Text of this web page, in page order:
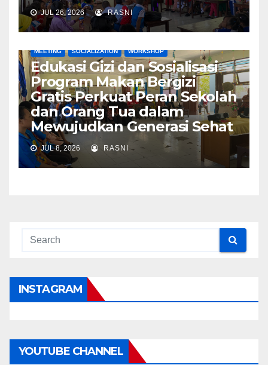
JUL 26, 2026 RASNI
MEETING SOCIALIZATION WORKSHOP
Edukasi Gizi dan Sosialisasi
Program Makan Bergizi
Gratis Perkuat Peran Sekolah
dan Orang Tua dalam
Mewujudkan Generasi Sehat
JUL 8, 2026 RASNI
INSTAGRAM
YOUTUBE CHANNEL